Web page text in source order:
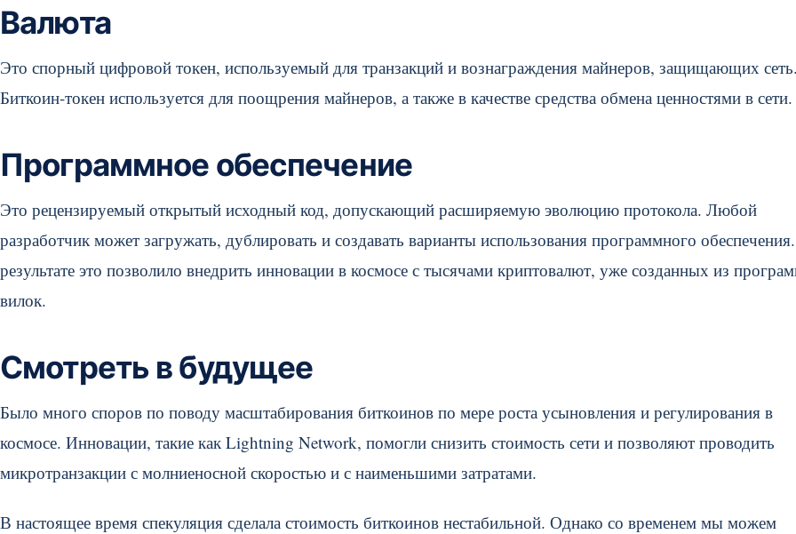
Валюта
Это спорный цифровой токен, используемый для транзакций и вознаграждения майнеров, защищающих сеть.
Биткоин-токен используется для поощрения майнеров, а также в качестве средства обмена ценностями в сети.
Программное обеспечение
Это рецензируемый открытый исходный код, допускающий расширяемую эволюцию протокола. Любой
разработчик может загружать, дублировать и создавать варианты использования программного
результате это позволило внедрить инновации в космосе с тысячами криптовалют, уже созданных из
вилок.
Смотреть в будущее
Было много споров по поводу масштабирования биткоинов по мере роста усыновления и регулирования в
космосе. Инновации, такие как Lightning Network, помогли снизить стоимость сети и позволяют проводить
микротранзакции с молниеносной скоростью и с наименьшими затратами.
В настоящее время спекуляция сделала стоимость биткоинов нестабильной. Однако со временем мы можем